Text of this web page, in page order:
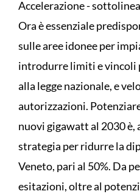
Accelerazione -
Ora è essenziale
sulle aree idonee per
introdurre limiti e
alla legge nazionale, e
autorizzazioni.
nuovi gigawatt al 2030 è,
strategia per ridurre la
Veneto, pari al 50%. Da
esitazioni, oltre al